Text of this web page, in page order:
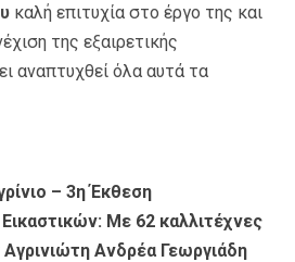
καλή επιτυχία στο έργο της και
της εξαιρετικής
αναπτυχθεί όλα αυτά τα
– 3η Έκθεση
Με 62 καλλιτέχνες
Ανδρέα Γεωργιάδη